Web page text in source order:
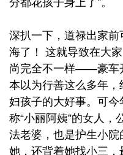
分都花孩子身上了”。
深扒一下，道禄出家
海了！ 这就导致在大
尚完全不一样——豪车
本以为行善这么多年
妇孩子的大好事。可
称“小丽阿姨”的女人，
法老婆，也是护生小
她，还背着她找小三